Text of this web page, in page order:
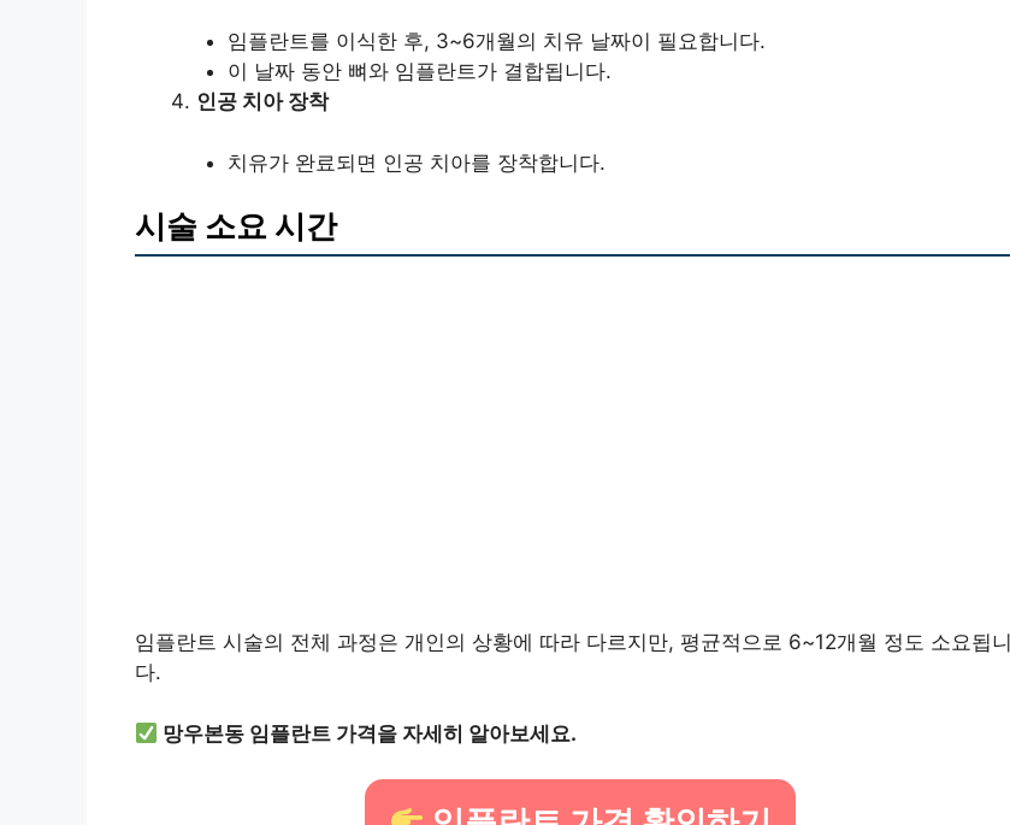
임플란트를 이식한 후, 3~6개월의 치유 날짜이 필요합니다.
이 날짜 동안 뼈와 임플란트가 결합됩니다.
인공 치아 장착
치유가 완료되면 인공 치아를 장착합니다.
시술 소요 시간
임플란트 시술의 전체 과정은 개인의 상황에 따라 다르지만, 평균적으로 6~12개월 정도 소요됩니
다.
망우본동 임플란트 가격을 자세히 알아보세요.